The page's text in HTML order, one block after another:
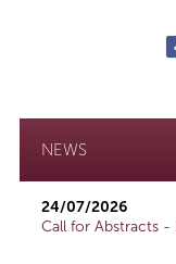
NEWS
24/07/2026
Call for Abstracts -